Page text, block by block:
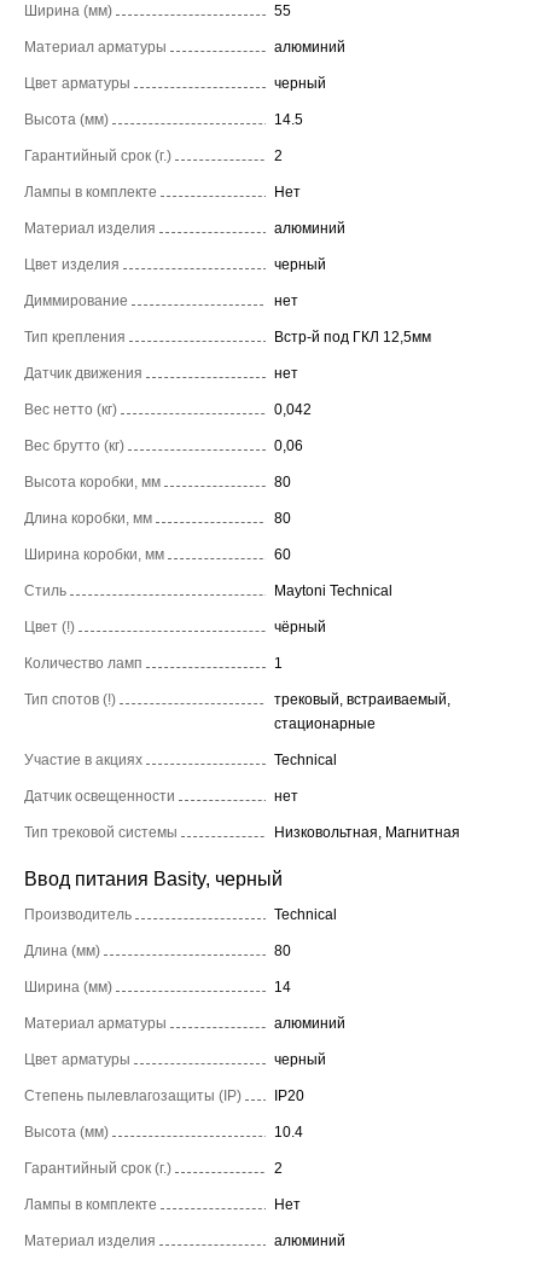
Ширина (мм) 55
Материал арматуры алюминий
Цвет арматуры черный
Высота (мм) 14.5
Гарантийный срок (г.) 2
Лампы в комплекте Нет
Материал изделия алюминий
Цвет изделия черный
Диммирование нет
Тип крепления Встр-й под ГКЛ 12,5мм
Датчик движения нет
Вес нетто (кг) 0,042
Вес брутто (кг) 0,06
Высота коробки, мм 80
Длина коробки, мм 80
Ширина коробки, мм 60
Стиль Maytoni Technical
Цвет (!) чёрный
Количество ламп 1
Тип спотов (!)
трековый, встраиваемый,
стационарные
Участие в акциях Technical
Датчик освещенности нет
Тип трековой системы Низковольтная, Магнитная
Ввод питания Basity, черный
Производитель Technical
Длина (мм) 80
Ширина (мм) 14
Материал арматуры алюминий
Цвет арматуры черный
Степень пылевлагозащиты (IP) IP20
Высота (мм) 10.4
Гарантийный срок (г.) 2
Лампы в комплекте Нет
Материал изделия алюминий